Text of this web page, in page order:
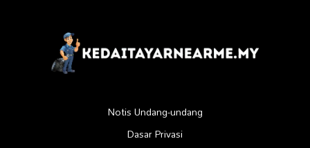
Notis Undang-undang
Dasar Privasi